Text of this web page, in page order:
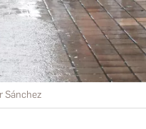
Sánchez